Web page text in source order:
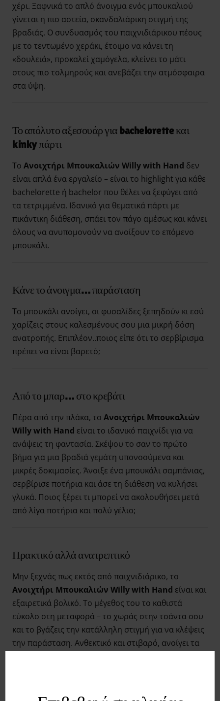
χέρι. Ξαφνικά το απλό άνοιγμα ενός μπουκαλιού
γίνεται η πιο αστεία, σκανδαλιάρικη στιγμή της
βραδιάς. Ο συνδυασμός του παιχνιδιάρικου πέους
με το τεντωμένο χεράκι, έτοιμο να κάνει τη
«δουλειά», προκαλεί χαμόγελα, κλείνει το μάτι
στους πιο τολμηρούς και ανεβάζει την ατμόσφαιρα
στα ύψη.
Το απόλυτο αξεσουάρ για bachelorette και
kinky πάρτι
Το Ανοιχτήρι Μπουκαλιών Willy with Hand δεν
είναι απλά ένα εργαλείο – είναι το highlight για κάθε
bachelorette ή bachelor που θέλει να ξεφύγει από
τα τετριμμένα. Ιδανικό για θεματικά πάρτι με
πικάντικη διάθεση, σπάει τον πάγο αμέσως και κάνει
όλους να ανυπομονούν να ανοίξουν το επόμενο
μπουκάλι.
Κάνε το άνοιγμα… παράσταση
Το μπουκάλι ανοίγει, οι φυσαλίδες ξεπηδούν κι εσύ
χαρίζεις στους καλεσμένους σου μια μικρή δόση
ανατροπής. Επιπλέον..ποιος είπε ότι το σερβίρισμα
πρέπει να είναι βαρετό;
Από το μπαρ… στο κρεβάτι
Πέρα από την πλάκα, το Ανοιχτήρι Μπουκαλιών
Willy with Hand είναι το ιδανικό παιχνίδι για να
ανάψεις τη φαντασία. Σκέψου το σαν το πρώτο
βήμα για μια βραδιά γεμάτη υπονοούμενα και
μικρές δοκιμασίες. Άνοιξε ένα μπουκάλι σαμπάνιας,
σερβίρισε ποτήρια και άσε τη διάθεση να κυλήσει
γλυκά. Ποιος ξέρει τι μπορεί να ακολουθήσει μετά
από λίγα ποτήρια και πολύ γέλιο;
Πρακτικό αλλά ανατρεπτικό
Μην ξεχνάς πως εκτός από παιχνιδιάρικο, το
Ανοιχτήρι Μπουκαλιών Willy with Hand είναι και
εξαιρετικά βολικό. Το μέγεθος του το καθιστά
εύκολο στη μεταφορά – το χωράς στην τσάντα σου
και το βγάζεις την κατάλληλη στιγμή για να κλέψεις
την παράσταση. Ανθεκτικό και στιβαρό, ανοίγει τα